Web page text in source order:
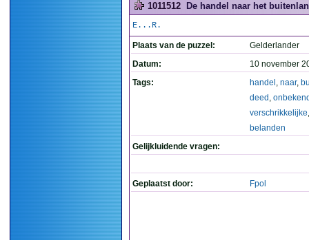
1011512 De handel naar het
E...R.
Plaats van de puzzel:
Gelderlander
Datum:
10 november
Tags:
handel , naar,
deed ,
verschrikkelijke
belanden
Gelijkluidende vragen:
Geplaatst door: Fpol